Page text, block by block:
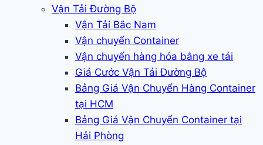
Vận Tải Đường Bộ
Vận Tải Bắc Nam
Vận chuyển Container
Vận chuyển hàng hóa bằng xe tải
Giá Cước Vận Tải Đường Bộ
Bảng Giá Vận Chuyển Hàng Container
tại HCM
Bảng Giá Vận Chuyển Container tại
Hải Phòng